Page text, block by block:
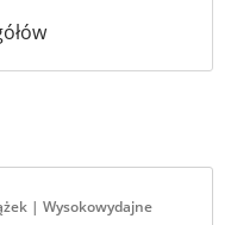
| Wysokowydajne